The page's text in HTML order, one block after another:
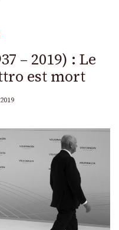
– 2019) : Le
est mort